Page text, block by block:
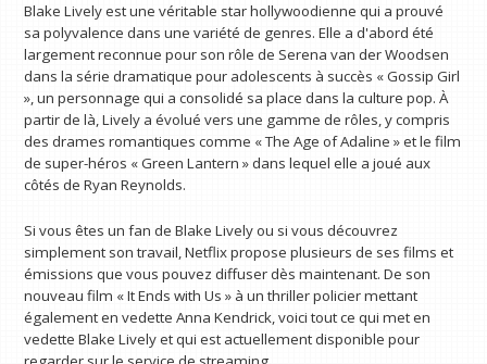
Blake Lively est une véritable star hollywoodienne qui a prouvé
sa polyvalence dans une variété de genres. Elle a d'abord été
largement reconnue pour son rôle de Serena van der Woodsen
dans la série dramatique pour adolescents à succès « Gossip Girl
», un personnage qui a consolidé sa place dans la culture pop. À
partir de là, Lively a évolué vers une gamme de rôles, y compris
des drames romantiques comme « The Age of Adaline » et le film
de super-héros « Green Lantern » dans lequel elle a joué aux
côtés de Ryan Reynolds.
Si vous êtes un fan de Blake Lively ou si vous découvrez
simplement son travail, Netflix propose plusieurs de ses films et
émissions que vous pouvez diffuser dès maintenant. De son
nouveau film « It Ends with Us » à un thriller policier mettant
également en vedette Anna Kendrick, voici tout ce qui met en
vedette Blake Lively et qui est actuellement disponible pour